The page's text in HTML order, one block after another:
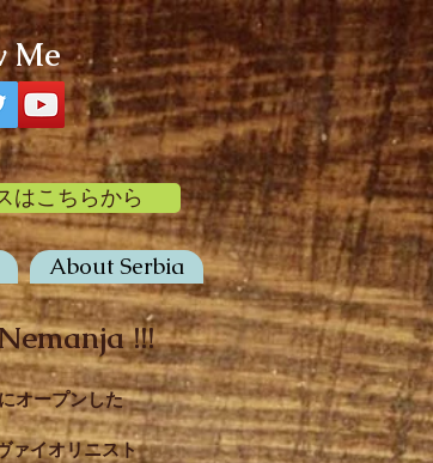
Me
はこちらから
About Serbia
オープンした
ァイオリニスト
!!!